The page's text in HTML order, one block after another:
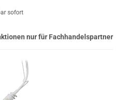
sofort
nur für Fachhandelspartner